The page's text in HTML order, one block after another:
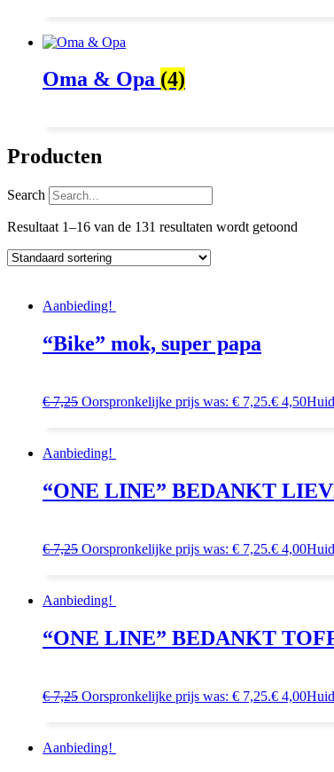
Oma & Opa (4)
Producten
Search
Resultaat 1–16 van de 131 resultaten wordt getoond
Aanbieding!
“Bike” mok, super papa
€7,25 Oorspronkelijke prijs was: € 7,25.€ 4,50
Aanbieding!
“ONE LINE” BEDANKT
€7,25 Oorspronkelijke prijs was: € 7,25.€ 4,00
Aanbieding!
“ONE LINE” BEDANKT
€7,25 Oorspronkelijke prijs was: € 7,25.€ 4,00
Aanbieding!